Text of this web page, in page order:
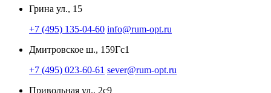
Грина ул., 15
+7 (495) 135-04-60 info@rum-opt.ru
Дмитровское ш., 159Гс1
+7 (495) 023-60-61 sever@rum-opt.ru
Привольная ул., 2с9